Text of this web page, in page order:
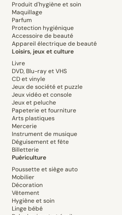
Produit d'hygiène et soin
Maquillage
Parfum
Protection hygiénique
Accessoire de beauté
Appareil électrique de beauté
Loisirs, jeux et culture
Livre
DVD, Blu-ray et VHS
CD et vinyle
Jeux de société et puzzle
Jeux vidéo et console
Jeux et peluche
Papeterie et fourniture
Arts plastiques
Mercerie
Instrument de musique
Déguisement et fête
Billetterie
Puériculture
Poussette et siège auto
Mobilier
Décoration
Vêtement
Hygiène et soin
Linge bébé